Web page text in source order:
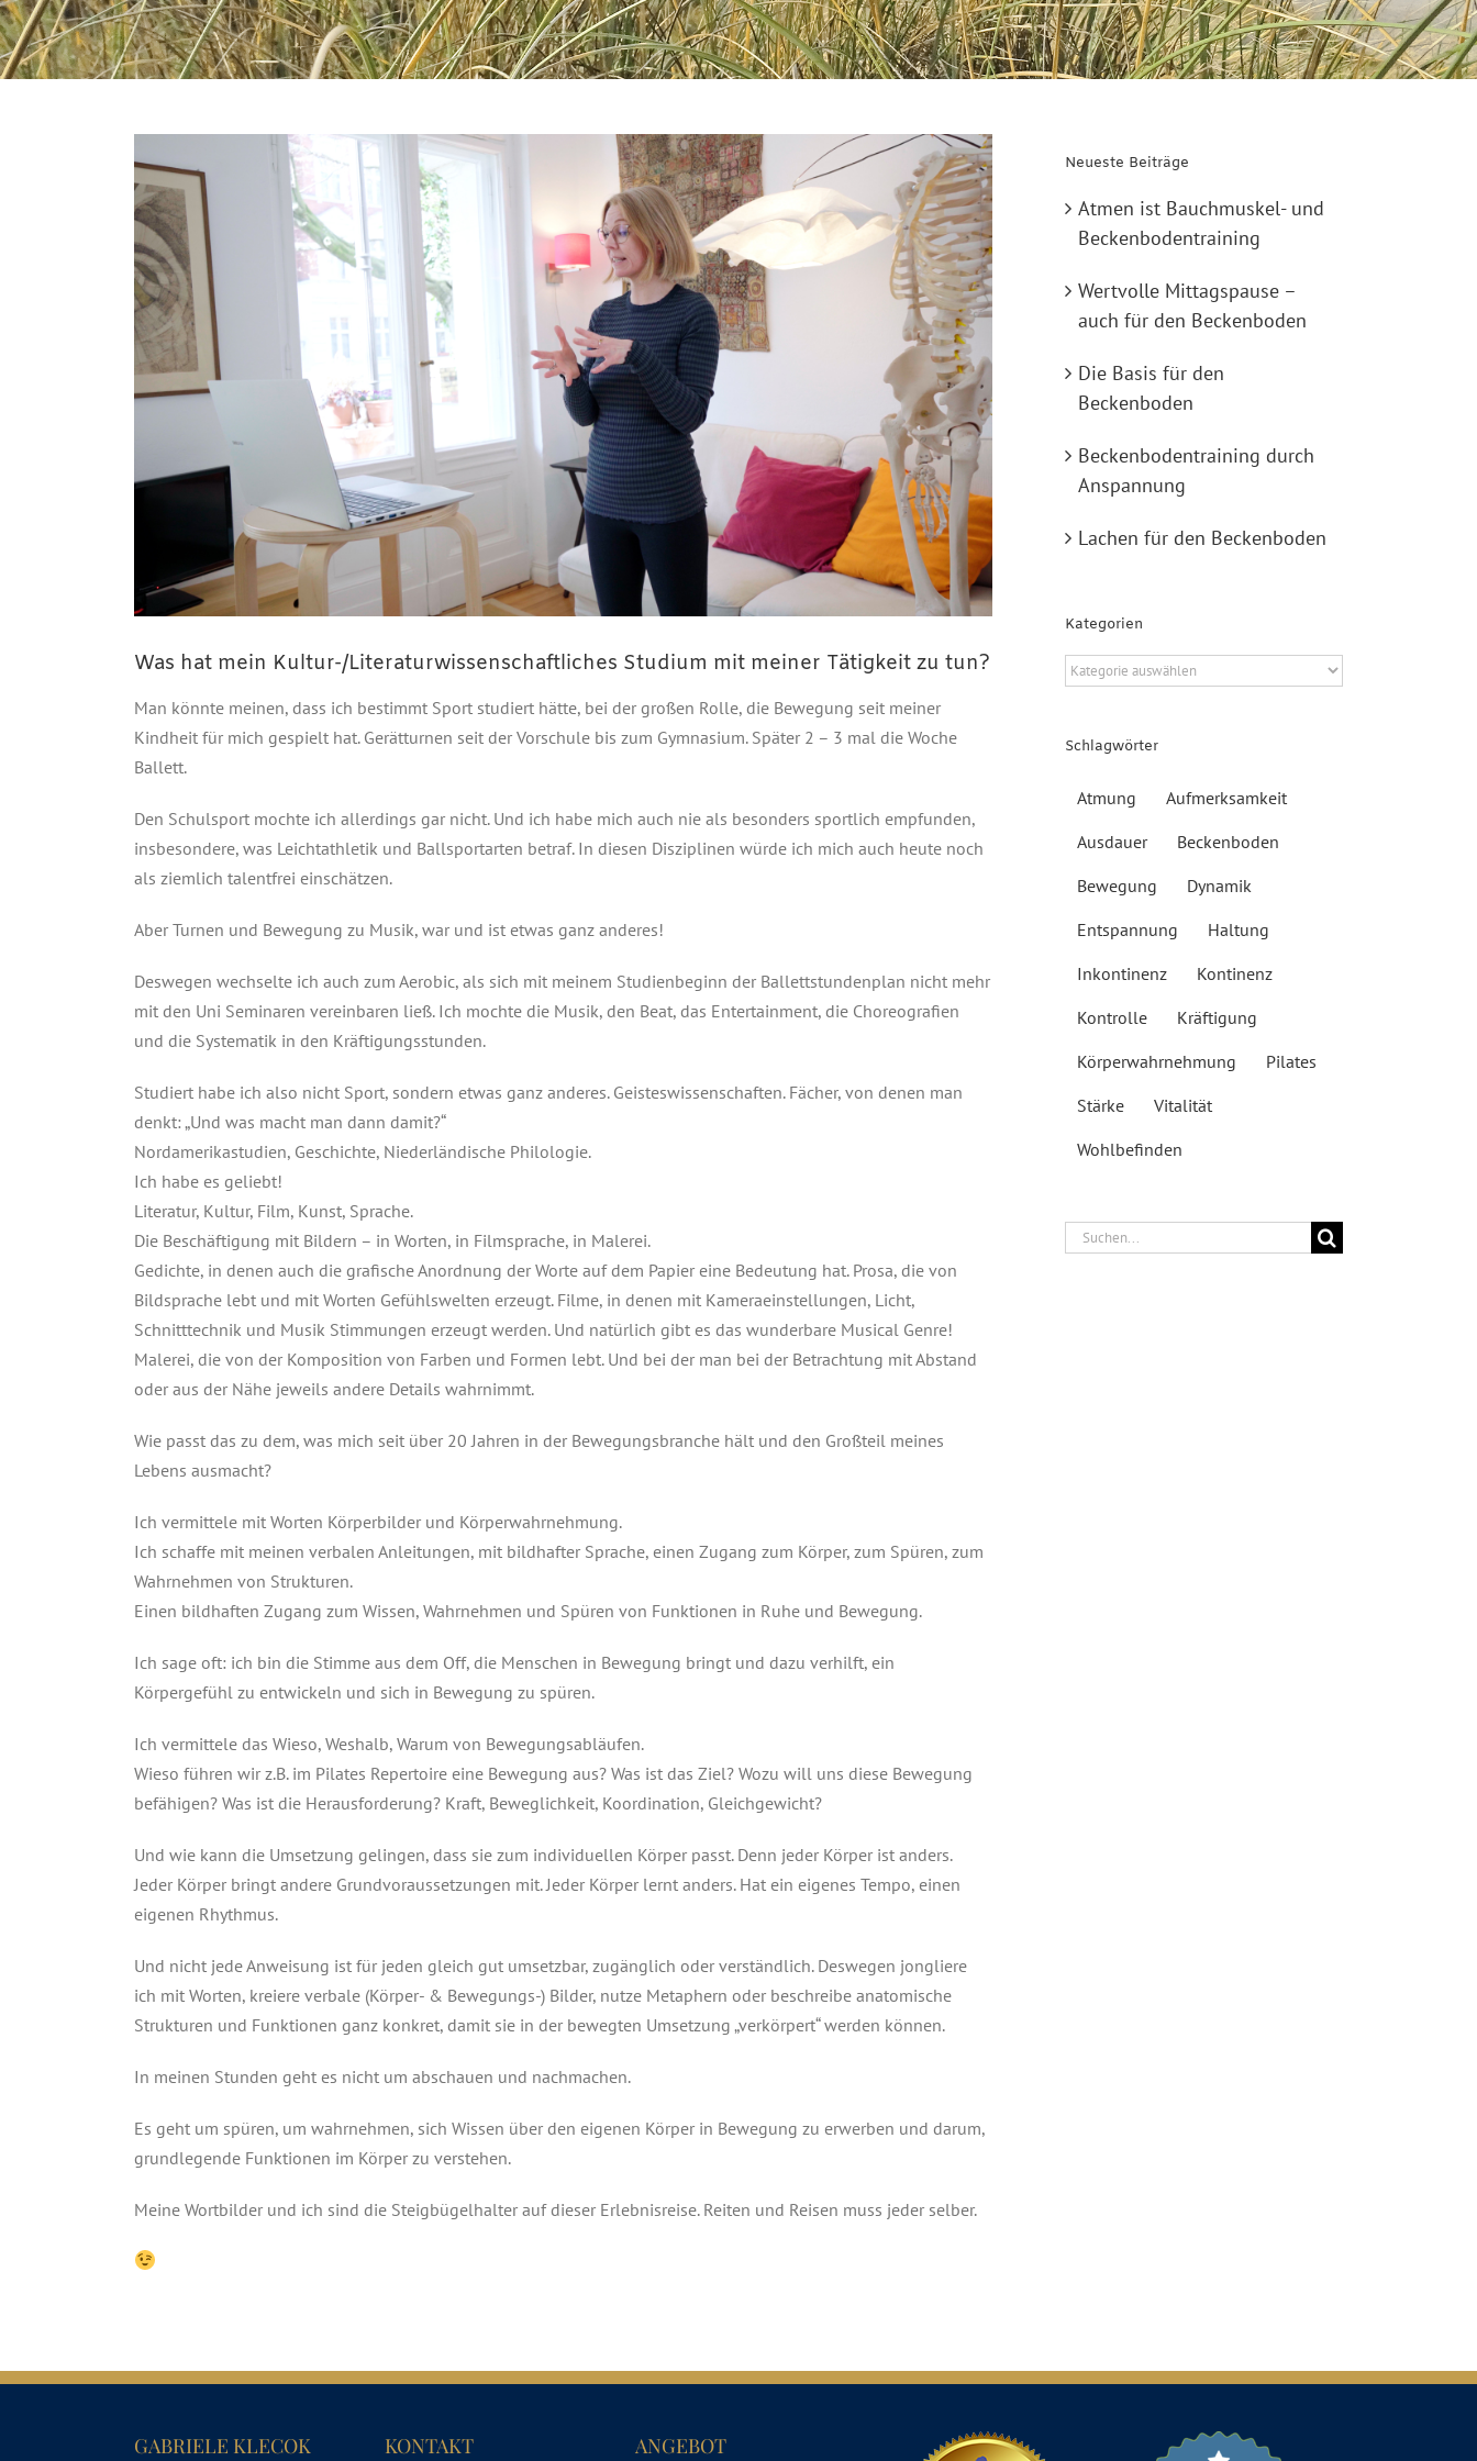
grösseres
Bild
Was hat mein Kultur-/Literaturwissenschaftliches Studium mit meiner Tätigkeit zu tun?
Man könnte meinen, dass ich bestimmt Sport studiert hätte, bei der großen Rolle, die Bewegung seit meiner
Kindheit für mich gespielt hat. Gerätturnen seit der Vorschule bis zum Gymnasium. Später 2 – 3 mal die Woche
Ballett.
Den Schulsport mochte ich allerdings gar nicht. Und ich habe mich auch nie als besonders sportlich empfunden,
insbesondere, was Leichtathletik und Ballsportarten betraf. In diesen Disziplinen würde ich mich auch heute noch
als ziemlich talentfrei einschätzen.
Aber Turnen und Bewegung zu Musik, war und ist etwas ganz anderes!
Deswegen wechselte ich auch zum Aerobic, als sich mit meinem Studienbeginn der Ballettstundenplan nicht mehr
mit den Uni Seminaren vereinbaren ließ. Ich mochte die Musik, den Beat, das Entertainment, die Choreografien
und die Systematik in den Kräftigungsstunden.
Studiert habe ich also nicht Sport, sondern etwas ganz anderes. Geisteswissenschaften. Fächer, von denen man
denkt: „Und was macht man dann damit?“
Nordamerikastudien, Geschichte, Niederländische Philologie.
Ich habe es geliebt!
Literatur, Kultur, Film, Kunst, Sprache.
Die Beschäftigung mit Bildern – in Worten, in Filmsprache, in Malerei.
Gedichte, in denen auch die grafische Anordnung der Worte auf dem Papier eine Bedeutung hat. Prosa, die von
Bildsprache lebt und mit Worten Gefühlswelten erzeugt. Filme, in denen mit Kameraeinstellungen, Licht,
Schnitttechnik und Musik Stimmungen erzeugt werden. Und natürlich gibt es das wunderbare Musical Genre!
Malerei, die von der Komposition von Farben und Formen lebt. Und bei der man bei der Betrachtung mit Abstand
oder aus der Nähe jeweils andere Details wahrnimmt.
Wie passt das zu dem, was mich seit über 20 Jahren in der Bewegungsbranche hält und den Großteil meines
Lebens ausmacht?
Ich vermittele mit Worten Körperbilder und Körperwahrnehmung.
Ich schaffe mit meinen verbalen Anleitungen, mit bildhafter Sprache, einen Zugang zum Körper, zum Spüren, zum
Wahrnehmen von Strukturen.
Einen bildhaften Zugang zum Wissen, Wahrnehmen und Spüren von Funktionen in Ruhe und Bewegung.
Ich sage oft: ich bin die Stimme aus dem Off, die Menschen in Bewegung bringt und dazu verhilft, ein
Körpergefühl zu entwickeln und sich in Bewegung zu spüren.
Ich vermittele das Wieso, Weshalb, Warum von Bewegungsabläufen.
Wieso führen wir z.B. im Pilates Repertoire eine Bewegung aus? Was ist das Ziel? Wozu will uns diese Bewegung
befähigen? Was ist die Herausforderung? Kraft, Beweglichkeit, Koordination, Gleichgewicht?
Und wie kann die Umsetzung gelingen, dass sie zum individuellen Körper passt. Denn jeder Körper ist anders.
Jeder Körper bringt andere Grundvoraussetzungen mit. Jeder Körper lernt anders. Hat ein eigenes Tempo, einen
eigenen Rhythmus.
Und nicht jede Anweisung ist für jeden gleich gut umsetzbar, zugänglich oder verständlich. Deswegen jongliere
ich mit Worten, kreiere verbale (Körper- & Bewegungs-) Bilder, nutze Metaphern oder beschreibe anatomische
Strukturen und Funktionen ganz konkret, damit sie in der bewegten Umsetzung „verkörpert“ werden können.
In meinen Stunden geht es nicht um abschauen und nachmachen.
Es geht um spüren, um wahrnehmen, sich Wissen über den eigenen Körper in Bewegung zu erwerben und darum,
grundlegende Funktionen im Körper zu verstehen.
Meine Wortbilder und ich sind die Steigbügelhalter auf dieser Erlebnisreise. Reiten und Reisen muss jeder selber.
Neueste Beiträge
Atmen ist Bauchmuskel- und
Beckenbodentraining
Wertvolle Mittagspause –
auch für den Beckenboden
Die Basis für den
Beckenboden
Beckenbodentraining durch
Anspannung
Lachen für den Beckenboden
Kategorien
Kategorien
Schlagwörter
Atmung
Aufmerksamkeit
Ausdauer
Beckenboden
Bewegung
Dynamik
Entspannung
Haltung
Inkontinenz
Kontinenz
Kontrolle
Kräftigung
Körperwahrnehmung
Pilates
Stärke
Vitalität
Wohlbefinden
Suche
GABRIELE KLECOK KONTAKT ANGEBOT